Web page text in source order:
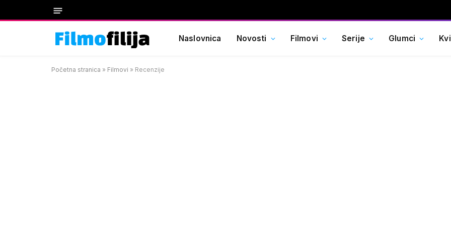
Naslovnica Novosti Filmovi Serije Glumci
Početna stranica » Filmovi » Recenzije